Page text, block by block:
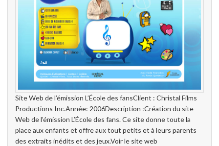
Site Web de l’émission L’École des fansClient : Christal Films
Productions Inc.Année: 2006Description :Création du site
Web de l’émission L’École des fans. Ce site donne toute la
place aux enfants et offre aux tout petits et à leurs parents
des extraits inédits et des jeux.Voir le site web